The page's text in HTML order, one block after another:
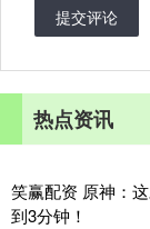
提交评论
热点资讯
笑赢配资 原神：
到3分钟！